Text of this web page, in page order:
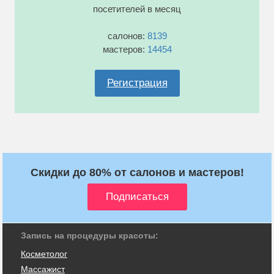
посетителей в месяц
салонов: 8139
мастеров: 14454
Регистрация
Скидки до 80% от салонов и мастеров!
Запись на процедуры красоты:
Косметолог
Массажист